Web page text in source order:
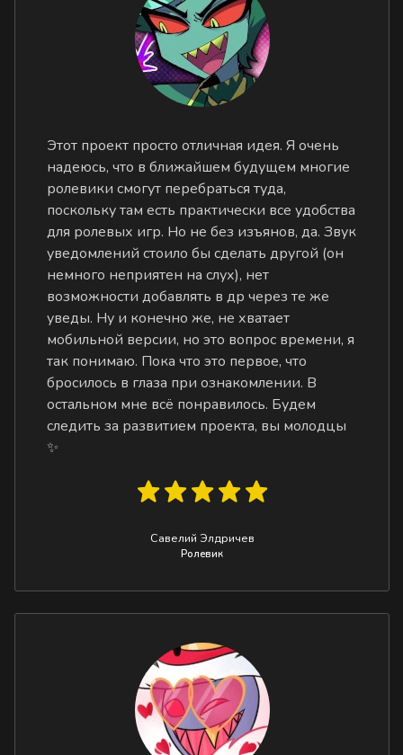
Этот проект просто отличная идея. Я очень
надеюсь, что в ближайшем будущем многие
ролевики смогут перебраться туда,
поскольку там есть практически все удобства
для ролевых игр. Но не без изъянов, да. Звук
уведомлений стоило бы сделать другой (он
немного неприятен на слух), нет
возможности добавлять в др через те же
уведы. Ну и конечно же, не хватает
мобильной версии, но это вопрос времени, я
так понимаю. Пока что это первое, что
бросилось в глаза при ознакомлении. В
остальном мне всё понравилось. Будем
следить за развитием проекта, вы молодцы
✨
Савелий Элдричев
Ролевик